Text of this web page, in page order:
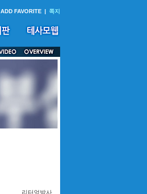
ADD FAVORITE | 쪽지
리터엉박사